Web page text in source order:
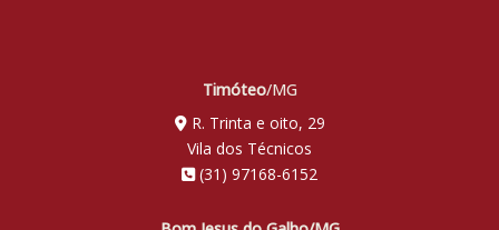
Timóteo/MG
R. Trinta e oito, 29
Vila dos Técnicos
(31) 97168-6152